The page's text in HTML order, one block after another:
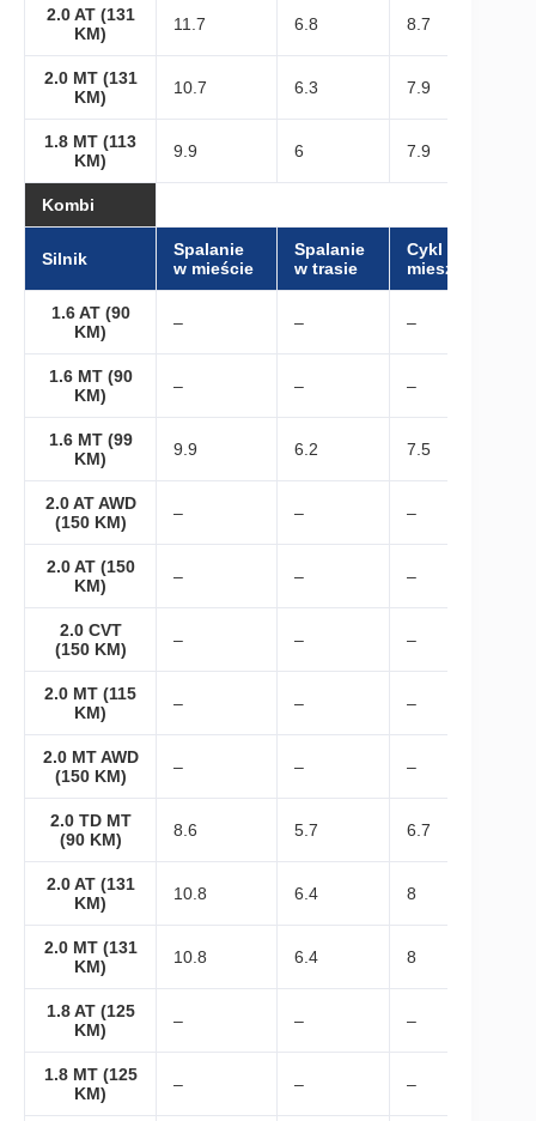
2.0 AT (131
KM)
11.7 6.8 8.7
2.0 MT (131
KM)
10.7 6.3 7.9
1.8 MT (113
KM)
9.9 6 7.9
Kombi
Silnik
Spalanie
w mieście
Spalanie
w trasie
Cykl
mieszany
1.6 AT (90
KM)
– – –
1.6 MT (90
KM)
– – –
1.6 MT (99
KM)
9.9 6.2 7.5
2.0 AT AWD
(150 KM)
– – –
2.0 AT (150
KM)
– – –
2.0 CVT
(150 KM)
– – –
2.0 MT (115
KM)
– – –
2.0 MT AWD
(150 KM)
– – –
2.0 TD MT
(90 KM)
8.6 5.7 6.7
2.0 AT (131
KM)
10.8 6.4 8
2.0 MT (131
KM)
10.8 6.4 8
1.8 AT (125
KM)
– – –
1.8 MT (125
KM)
– – –